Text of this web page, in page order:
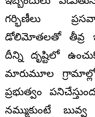
గర్భిణీలు
డోలిమోతలతో తీవ్ర
దీన్ని దృష్టిలో
మారుమూల
ప్రభుత్వం
నమ్ముకుంటే